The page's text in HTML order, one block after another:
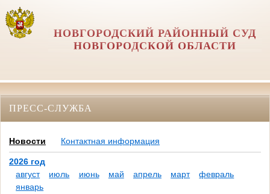
НОВГОРОДСКИЙ РАЙОННЫЙ СУД
НОВГОРОДСКОЙ ОБЛАСТИ
ПРЕСС-СЛУЖБА
Новости Контактная информация
2026 год
август
июль июнь май апрель март
февраль
январь